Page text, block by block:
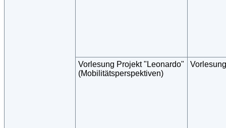
Vorlesung Projekt "Leonardo"
(Mobilitätsperspektiven)
Vorlesung